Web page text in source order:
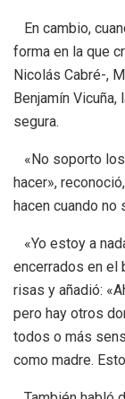
En cambio,
forma en la que
Nicolás Cabré-,
Benjamín
segura.
«No soporto
hacer»,
hacen cuando no
«Yo estoy a
encerrados en el
risas y añadió:
pero hay otros
todos o más
como madre.